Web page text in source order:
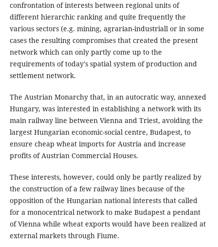
confrontation of interests between regional units of
different hierarchic ranking and quite frequently the
various sectors (e.g. mining, agrarian-industriall or in some
cases the resulting compromises that created the present
network which can only partly come up to the
requirements of today's spatial system of production and
settlement network.
The Austrian Monarchy that, in an autocratic way, annexed
Hungary, was interested in establishing a network with its
main railway line between Vienna and Triest, avoiding the
largest Hungarian economic-social centre, Budapest, to
ensure cheap wheat imports for Austria and increase
profits of Austrian Commercial Houses.
These interests, however, could only be partly realized by
the construction of a few railway lines because of the
opposition of the Hungarian national interests that called
for a monocentrical network to make Budapest a pendant
of Vienna while wheat exports would have been realized at
external markets through Fiume.